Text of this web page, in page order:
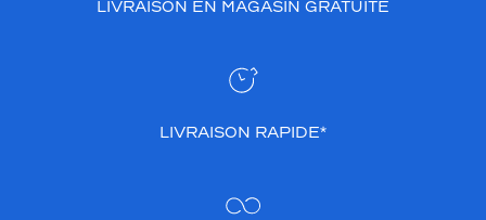
LIVRAISON EN MAGASIN GRATUITE
LIVRAISON RAPIDE*